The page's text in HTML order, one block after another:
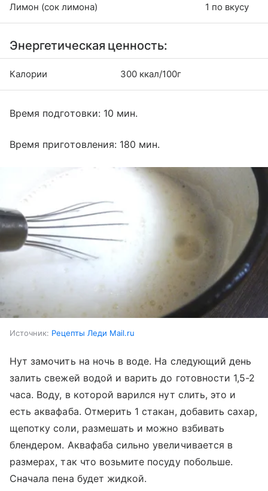
Лимон (сок лимона) 1 по вкусу
Энергетическая ценность:
Калории 300 ккал/100г
Время подготовки: 10 мин.
Время приготовления: 180 мин.
Источник: Рецепты Леди Mail.ru
Нут замочить на ночь в воде. На следующий день
залить свежей водой и варить до готовности 1,5-2
часа. Воду, в которой варился нут слить, это и
есть аквафаба. Отмерить 1 стакан, добавить сахар,
щепотку соли, размешать и можно взбивать
блендером. Аквафаба сильно увеличивается в
размерах, так что возьмите посуду побольше.
Сначала пена будет жидкой.